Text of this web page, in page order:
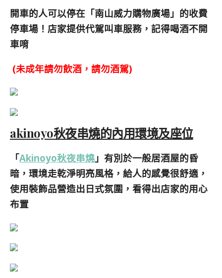
開車的人可以停在「南山威力購物廣場」的收費
停車場！店家提供代駕叫車服務，記得喝酒不開
車唷
(未成年請勿飲酒，請勿酒駕)
akinoyo秋夜串燒的內用環境及座位
「Akinoyo秋夜串燒 」有別於一般居酒屋的昏
暗，環境走乾淨明亮風格，給人的感覺很舒適，
使用裝飾品營造出日式氛圍，看得出店家的用心
布置